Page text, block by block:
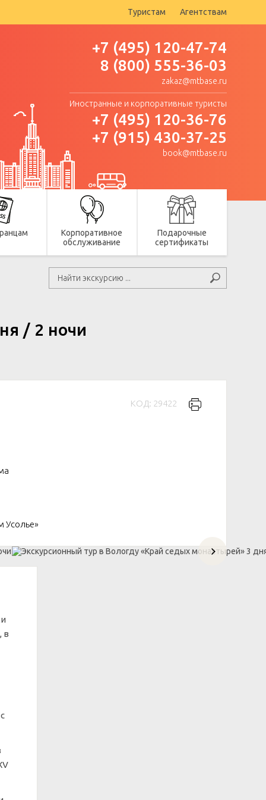
Туристам Агентствам
+7 (495) 120-47-74
8 (800) 555-36-03
zakaz@mtbase.ru
Иностранные и корпоративные туристы
+7 (495) 120-36-76
+7 (915) 430-37-25
book@mtbase.ru
Корпоративное
обслуживание
Подарочные
сертификаты
/ 2 ночи
КОД: 29422
Усолье»
в